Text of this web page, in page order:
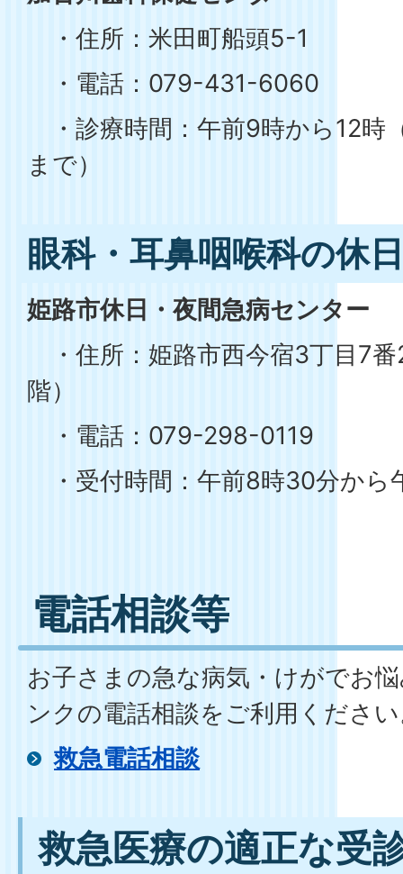
・住所：米田町船頭5-1
・電話：079-431-6060
・診療時間：午前9時から12時
まで）
眼科・耳鼻咽喉科の休
姫路市休日・夜間急病センター
・住所：姫路市西今宿3丁目7番
階）
・電話：079-298-0119
・受付時間：午前8時30分から
電話相談等
お子さまの急な病気・けがでお
ンクの電話相談をご利用くださ
救急電話相談
救急医療の適正な受